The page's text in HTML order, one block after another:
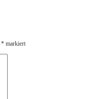
* markiert